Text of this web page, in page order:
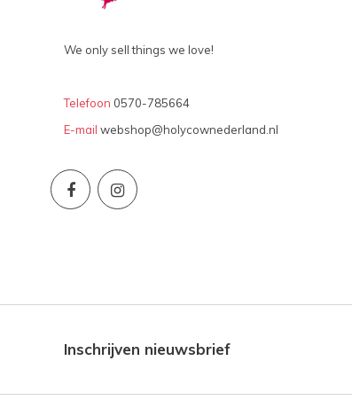
We only sell things we love!
Telefoon 0570-785664
E-mail webshop@holycownederland.nl
Inschrijven nieuwsbrief